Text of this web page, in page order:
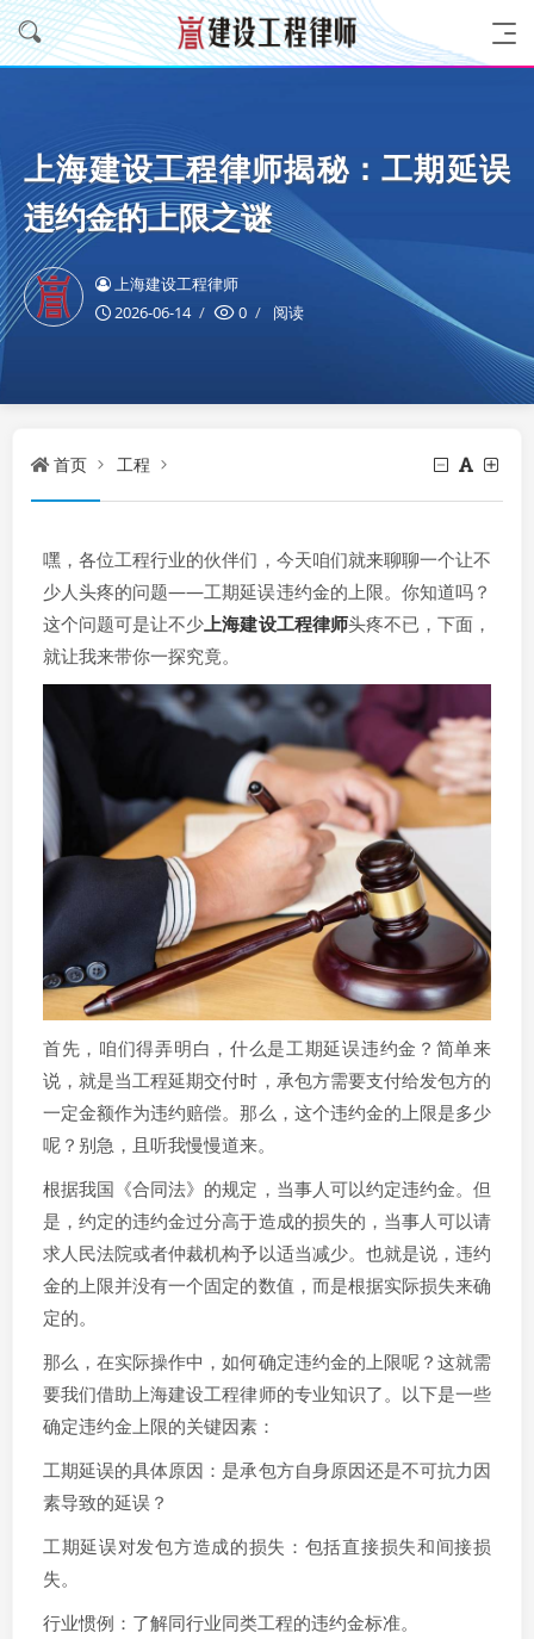
上海建设工程律师揭秘：工期延误
违约金的上限之谜
上海建设工程律师
2026-06-14
0 阅读
首页 工程
嘿，各位工程行业的伙伴们，今天咱们就来聊聊一个让不
少人头疼的问题——工期延误违约金的上限。你知道吗？
这个问题可是让不少上海建设工程律师头疼不已，下面，
就让我来带你一探究竟。
首先，咱们得弄明白，什么是工期延误违约金？简单来
说，就是当工程延期交付时，承包方需要支付给发包方的
一定金额作为违约赔偿。那么，这个违约金的上限是多少
呢？别急，且听我慢慢道来。
根据我国《合同法》的规定，当事人可以约定违约金。但
是，约定的违约金过分高于造成的损失的，当事人可以请
求人民法院或者仲裁机构予以适当减少。也就是说，违约
金的上限并没有一个固定的数值，而是根据实际损失来确
定的。
那么，在实际操作中，如何确定违约金的上限呢？这就需
要我们借助上海建设工程律师的专业知识了。以下是一些
确定违约金上限的关键因素：
工期延误的具体原因：是承包方自身原因还是不可抗力因
素导致的延误？
工期延误对发包方造成的损失：包括直接损失和间接损
失。
行业惯例：了解同行业同类工程的违约金标准。